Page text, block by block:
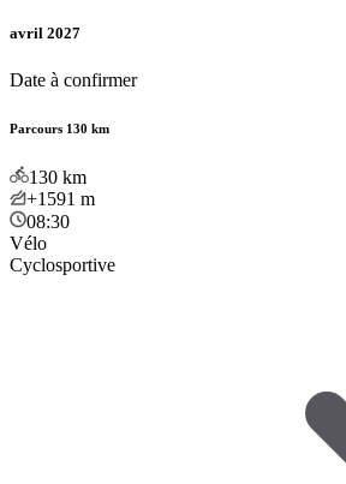
avril 2027
Date à confirmer
Parcours 130 km
130 km
+1591 m
08:30
Vélo
Cyclosportive